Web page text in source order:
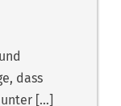
dass
[…]